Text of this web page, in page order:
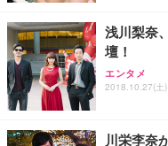
浅川梨奈
壇！
エンタメ
2018.10.27(土
川栄李奈